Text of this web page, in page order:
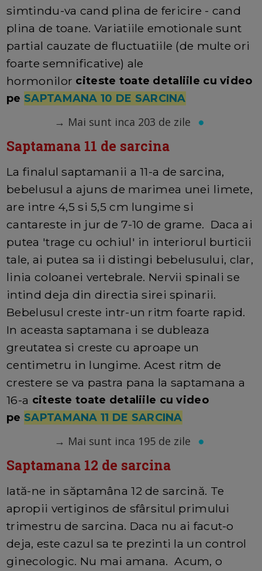
simtindu-va cand plina de fericire - cand
plina de toane. Variatiile emotionale sunt
partial cauzate de fluctuatiile (de multe ori
foarte semnificative) ale
hormonilor citeste toate detaliile cu video
pe SAPTAMANA 10 DE SARCINA
→ Mai sunt inca 203 de zile
Saptamana 11 de sarcina
La finalul saptamanii a 11-a de sarcina,
bebelusul a ajuns de marimea unei limete,
are intre 4,5 si 5,5 cm lungime si
cantareste in jur de 7-10 de grame. Daca ai
putea 'trage cu ochiul' in interiorul burticii
tale, ai putea sa ii distingi bebelusului, clar,
linia coloanei vertebrale. Nervii spinali se
intind deja din directia sirei spinarii.
Bebelusul creste intr-un ritm foarte rapid.
In aceasta saptamana i se dubleaza
greutatea si creste cu aproape un
centimetru in lungime. Acest ritm de
crestere se va pastra pana la saptamana a
16-a citeste toate detaliile cu video
pe SAPTAMANA 11 DE SARCINA
→ Mai sunt inca 195 de zile
Saptamana 12 de sarcina
Iată-ne in săptamâna 12 de sarcină. Te
apropii vertiginos de sfârsitul primului
trimestru de sarcina. Daca nu ai facut-o
deja, este cazul sa te prezinti la un control
ginecologic. Nu mai amana. Acum, o